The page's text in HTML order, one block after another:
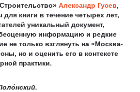
Александр Гусев,
книги в течение четырех лет,
уникальный документ,
информацию и редкие
не только взглянуть на «Москва-
но и оценить его в контексте
практики.